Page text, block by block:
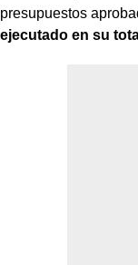
presupuestos
ejecutado en su